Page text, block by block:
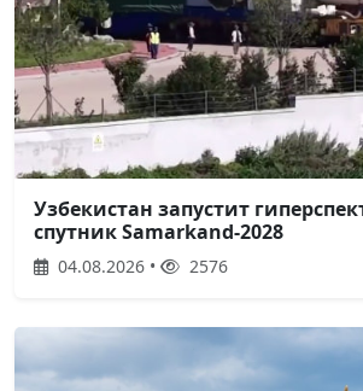
Узбекистан запустит
спутник Samarkand-2028
04.08.2026 • 2576